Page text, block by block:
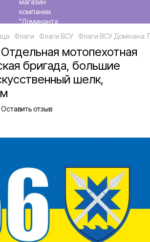
Флаги Флаги ВСУ Флаги ВСУ Домінана
мотопехотная
бригада, большие
шелк,
Оставить отзыв